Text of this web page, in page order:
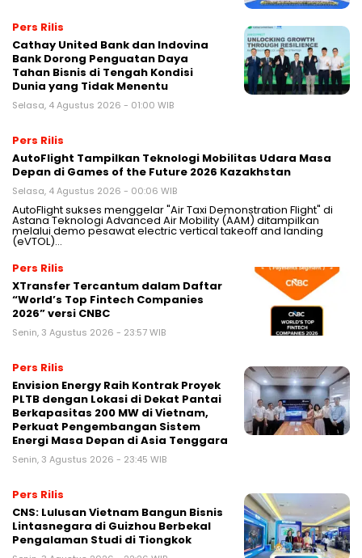
Pers Rilis
Cathay United Bank dan Indovina
Bank Dorong Penguatan Daya
Tahan Bisnis di Tengah Kondisi
Dunia yang Tidak Menentu
Selasa, 4 Agustus 2026 - 01:00 WIB
Pers Rilis
AutoFlight Tampilkan Teknologi Mobilitas Udara Masa
Depan di Games of the Future 2026 Kazakhstan
Selasa, 4 Agustus 2026 - 00:06 WIB
AutoFlight sukses menggelar "Air Taxi Demonstration Flight" di
Astana Teknologi Advanced Air Mobility (AAM) ditampilkan
melalui demo pesawat electric vertical takeoff and landing
(eVTOL)…
Pers Rilis
XTransfer Tercantum dalam Daftar
“World’s Top Fintech Companies
2026” versi CNBC
Senin, 3 Agustus 2026 - 23:57 WIB
Pers Rilis
Envision Energy Raih Kontrak Proyek
PLTB dengan Lokasi di Dekat Pantai
Berkapasitas 200 MW di Vietnam,
Perkuat Pengembangan Sistem
Energi Masa Depan di Asia Tenggara
Senin, 3 Agustus 2026 - 23:45 WIB
Pers Rilis
CNS: Lulusan Vietnam Bangun Bisnis
Lintasnegara di Guizhou Berbekal
Pengalaman Studi di Tiongkok